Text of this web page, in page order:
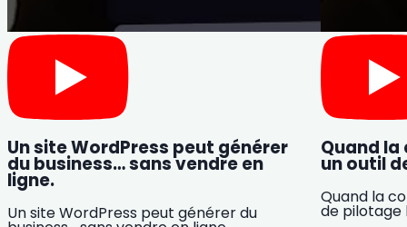
Un site WordPress peut générer
du business… sans vendre en
ligne.
Un site WordPress peut générer du
Quand
un outil
Quand la
de pilotage